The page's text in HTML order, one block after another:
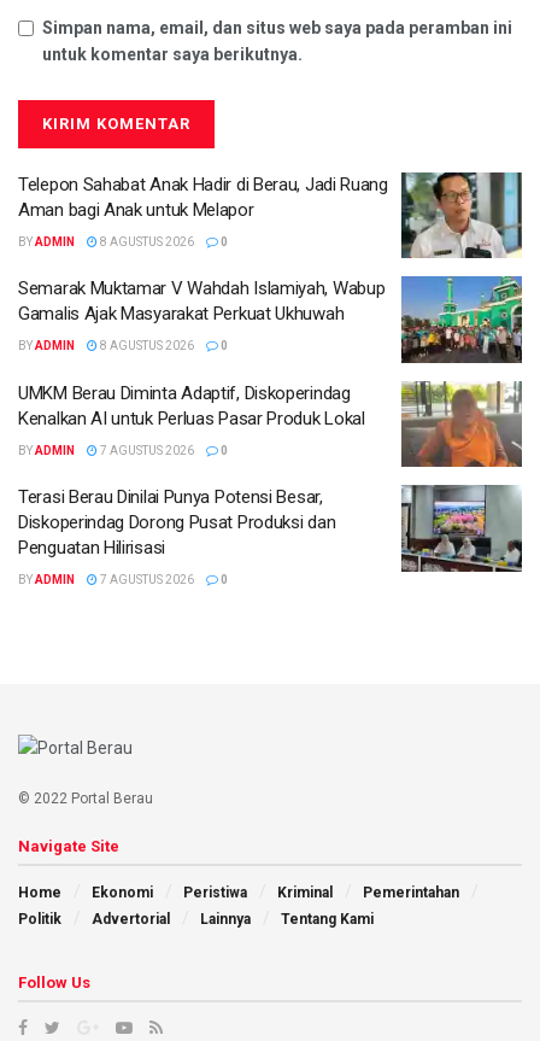
Simpan nama, email, dan situs web saya pada peramban ini
untuk komentar saya berikutnya.
Telepon Sahabat Anak Hadir di Berau, Jadi Ruang
Aman bagi Anak untuk Melapor
BYADMIN 8 AGUSTUS 2026 0
Semarak Muktamar V Wahdah Islamiyah, Wabup
Gamalis Ajak Masyarakat Perkuat Ukhuwah
BYADMIN 8 AGUSTUS 2026 0
UMKM Berau Diminta Adaptif, Diskoperindag
Kenalkan AI untuk Perluas Pasar Produk Lokal
BYADMIN 7 AGUSTUS 2026 0
Terasi Berau Dinilai Punya Potensi Besar,
Diskoperindag Dorong Pusat Produksi dan
Penguatan Hilirisasi
BYADMIN 7 AGUSTUS 2026 0
© 2022 Portal Berau
Navigate Site
Home Ekonomi Peristiwa Kriminal
Pemerintahan
Politik
Advertorial Lainnya Tentang Kami
Follow Us